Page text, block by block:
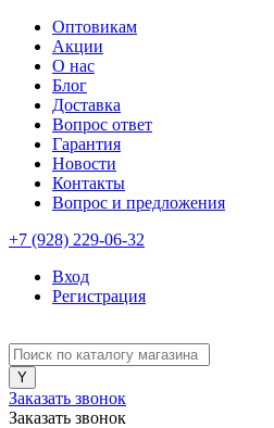
Оптовикам
Акции
О нас
Блог
Доставка
Вопрос ответ
Гарантия
Новости
Контакты
Вопрос и предложения
+7 (928) 229-06-32
Вход
Регистрация
Заказать звонок
Заказать звонок